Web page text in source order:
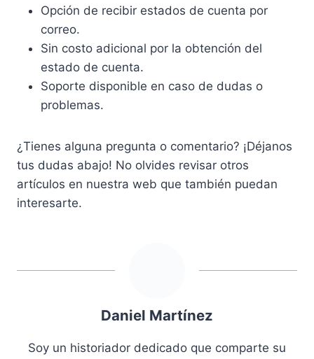
Opción de recibir estados de cuenta por
correo.
Sin costo adicional por la obtención del
estado de cuenta.
Soporte disponible en caso de dudas o
problemas.
¿Tienes alguna pregunta o comentario? ¡Déjanos
tus dudas abajo! No olvides revisar otros
artículos en nuestra web que también puedan
interesarte.
Daniel Martínez
Soy un historiador dedicado que comparte su